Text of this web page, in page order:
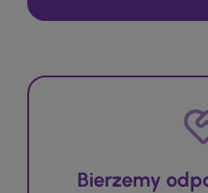
Bierzemy